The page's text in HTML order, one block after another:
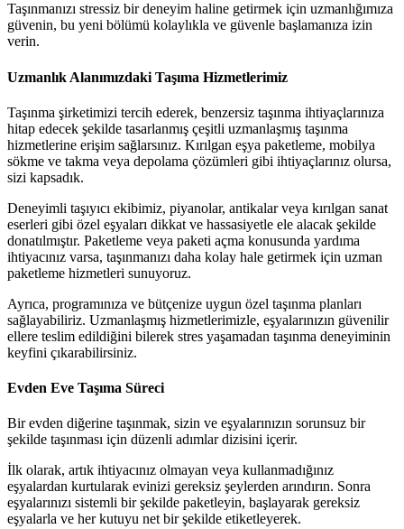
Taşınmanızı stressiz bir deneyim haline getirmek için uzmanlığımıza
güvenin, bu yeni bölümü kolaylıkla ve güvenle başlamanıza izin
verin.
Uzmanlık Alanımızdaki Taşıma Hizmetlerimiz
Taşınma şirketimizi tercih ederek, benzersiz taşınma ihtiyaçlarınıza
hitap edecek şekilde tasarlanmış çeşitli uzmanlaşmış taşınma
hizmetlerine erişim sağlarsınız. Kırılgan eşya paketleme, mobilya
sökme ve takma veya depolama çözümleri gibi ihtiyaçlarınız olursa,
sizi kapsadık.
Deneyimli taşıyıcı ekibimiz, piyanolar, antikalar veya kırılgan sanat
eserleri gibi özel eşyaları dikkat ve hassasiyetle ele alacak şekilde
donatılmıştır. Paketleme veya paketi açma konusunda yardıma
ihtiyacınız varsa, taşınmanızı daha kolay hale getirmek için uzman
paketleme hizmetleri sunuyoruz.
Ayrıca, programınıza ve bütçenize uygun özel taşınma planları
sağlayabiliriz. Uzmanlaşmış hizmetlerimizle, eşyalarınızın güvenilir
ellere teslim edildiğini bilerek stres yaşamadan taşınma deneyiminin
keyfini çıkarabilirsiniz.
Evden Eve Taşıma Süreci
Bir evden diğerine taşınmak, sizin ve eşyalarınızın sorunsuz bir
şekilde taşınması için düzenli adımlar dizisini içerir.
İlk olarak, artık ihtiyacınız olmayan veya kullanmadığınız
eşyalardan kurtularak evinizi gereksiz şeylerden arındırın. Sonra
eşyalarınızı sistemli bir şekilde paketleyin, başlayarak gereksiz
eşyalarla ve her kutuyu net bir şekilde etiketleyerek.